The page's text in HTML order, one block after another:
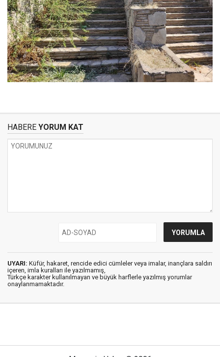
HABERE YORUM KAT
UYARI: Küfür, hakaret, rencide edici cümleler veya imalar, inançlara saldırı
içeren, imla kuralları ile yazılmamış,
Türkçe karakter kullanılmayan ve büyük harflerle yazılmış yorumlar
onaylanmamaktadır.